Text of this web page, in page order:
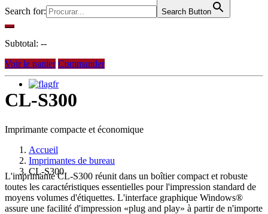
Search for: Search Button
Subtotal: --
Voir le panier Commander
fr
CL-S300
Imprimante compacte et économique
Accueil
Imprimantes de bureau
CL-S300
L'imprimante CL-S300 réunit dans un boîtier compact et robuste
toutes les caractéristiques essentielles pour l'impression standard de
moyens volumes d'étiquettes. L'interface graphique Windows®
assure une facilité d'impression «plug and play» à partir de n'importe